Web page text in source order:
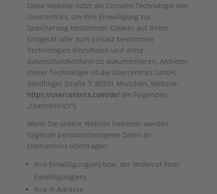
Diese Website nutzt die Consent-Technologie von
Usercentrics, um Ihre Einwilligung zur
Speicherung bestimmter Cookies auf Ihrem
Endgerät oder zum Einsatz bestimmter
Technologien einzuholen und diese
datenschutzkonform zu dokumentieren. Anbieter
dieser Technologie ist die Usercentrics GmbH,
Sendlinger Straße 7, 80331 München, Website:
https://usercentrics.com/de/(im Folgenden
„Usercentrics“).
Wenn Sie unsere Website betreten, werden
folgende personenbezogene Daten an
Usercentrics übertragen:
Ihre Einwilligung(en) bzw. der Widerruf Ihrer
Einwilligung(en)
Ihre IP-Adresse